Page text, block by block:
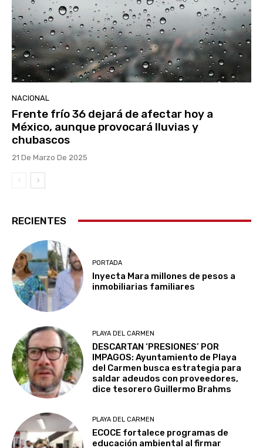
NACIONAL
Frente frío 36 dejará de afectar hoy a
México, aunque provocará lluvias y
chubascos
21 De Marzo De 2025
RECIENTES
PORTADA
Inyecta Mara millones de pesos a
inmobiliarias familiares
PLAYA DEL CARMEN
DESCARTAN ‘PRESIONES’ POR
IMPAGOS: Ayuntamiento de Playa
del Carmen busca estrategia para
saldar adeudos con proveedores,
dice tesorero Guillermo Brahms
PLAYA DEL CARMEN
ECOCE fortalece programas de
educación ambiental al firmar